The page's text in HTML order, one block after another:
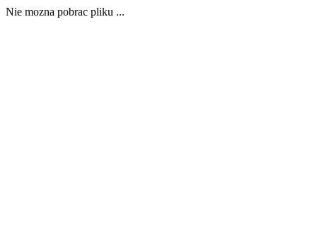
Nie mozna pobrac pliku ...